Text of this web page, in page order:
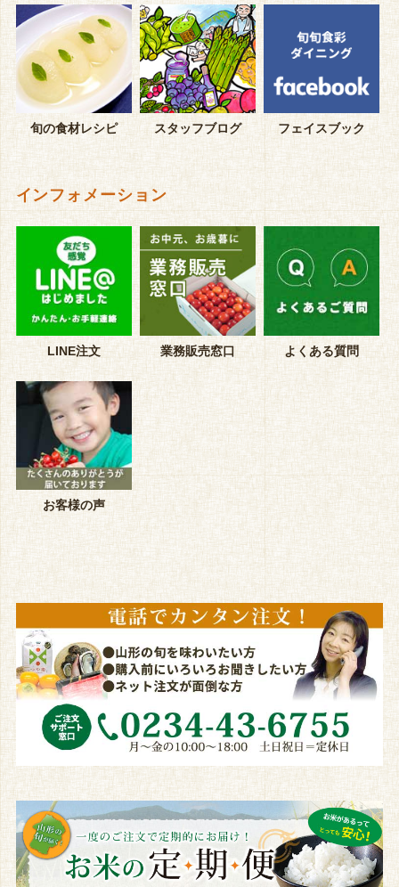
旬の食材レシピ スタッフブログ フェイスブック
インフォメーション
LINE注文 業務販売窓口 よくある質問
お客様の声